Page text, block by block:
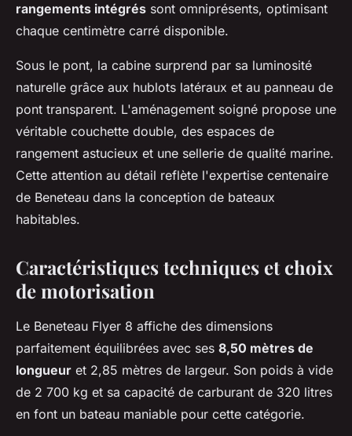
rangements intégrés sont omniprésents, optimisant
chaque centimètre carré disponible.
Sous le pont, la cabine surprend par sa luminosité
naturelle grâce aux hublots latéraux et au panneau de
pont transparent. L'aménagement soigné propose une
véritable couchette double, des espaces de
rangement astucieux et une sellerie de qualité marine.
Cette attention au détail reflète l'expertise centenaire
de Beneteau dans la conception de bateaux
habitables.
Caractéristiques techniques et choix
de motorisation
Le Beneteau Flyer 8 affiche des dimensions
parfaitement équilibrées avec ses 8,50 mètres de
longueur et 2,85 mètres de largeur. Son poids à vide
de 2 700 kg et sa capacité de carburant de 320 litres
en font un bateau maniable pour cette catégorie.